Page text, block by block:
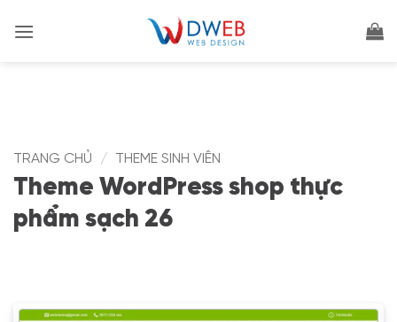
qua
TRANG CHỦ / THEME SINH VIÊN
Theme WordPress shop thực
phẩm sạch 26